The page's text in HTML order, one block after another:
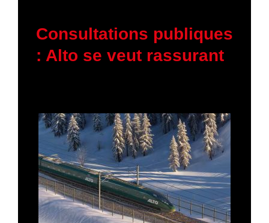
Consultations publiques
: Alto se veut rassurant